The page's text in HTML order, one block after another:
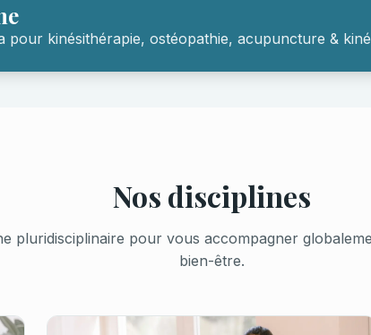
pour kinésithérapie, ostéopathie, acupuncture &
Nos disciplines
pluridisciplinaire pour vous accompagner
bien-être.